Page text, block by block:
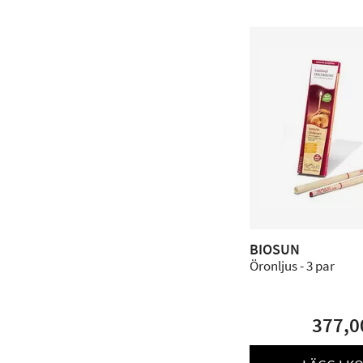
BIOSUN
Öronljus - 3 par